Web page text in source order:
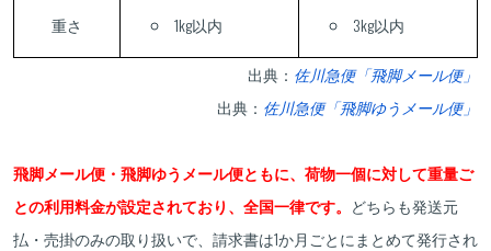
重さ 1kg以内 3kg以内
出典： 佐川急便「飛脚メール便」
出典： 佐川急便「飛脚ゆうメール便」
飛脚メール便・飛脚ゆうメール便ともに、荷物一個に対して重量ご
との利用料金が設定されており、全国一律です。 どちらも発送元
払・売掛のみの取り扱いで、請求書は1か月ごとにまとめて発行され